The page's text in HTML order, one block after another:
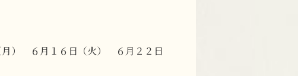
月） ６月１６日（火） ６月２２日